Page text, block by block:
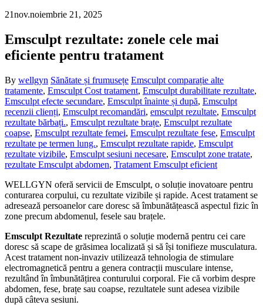
21nov.noiembrie 21, 2025
Emsculpt rezultate: zonele cele mai
eficiente pentru tratament
By wellgyn Sănătate și frumusețe Emsculpt comparație alte
tratamente, Emsculpt Cost tratament, Emsculpt durabilitate rezultate,
Emsculpt efecte secundare, Emsculpt înainte și după, Emsculpt
recenzii clienți, Emsculpt recomandări, emsculpt rezultate, Emsculpt
rezultate bărbați., Emsculpt rezultate brațe, Emsculpt rezultate
coapse, Emsculpt rezultate femei, Emsculpt rezultate fese, Emsculpt
rezultate pe termen lung., Emsculpt rezultate rapide, Emsculpt
rezultate vizibile, Emsculpt sesiuni necesare, Emsculpt zone tratate,
rezultate Emsculpt abdomen, Tratament Emsculpt eficient
WELLGYN oferă servicii de Emsculpt, o soluție inovatoare pentru
conturarea corpului, cu rezultate vizibile și rapide. Acest tratament se
adresează persoanelor care doresc să îmbunătățească aspectul fizic în
zone precum abdomenul, fesele sau brațele.
Emsculpt Rezultate reprezintă o soluție modernă pentru cei care
doresc să scape de grăsimea localizată și să își tonifieze musculatura.
Acest tratament non-invaziv utilizează tehnologia de stimulare
electromagnetică pentru a genera contracții musculare intense,
rezultând în îmbunătățirea conturului corporal. Fie că vorbim despre
abdomen, fese, brațe sau coapse, rezultatele sunt adesea vizibile
după câteva sesiuni.